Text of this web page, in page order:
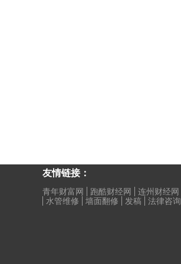
友情链接：
青年财富网 跑酷财经网 连州财经网
水管维修
墙面翻修 发稿 法律咨询